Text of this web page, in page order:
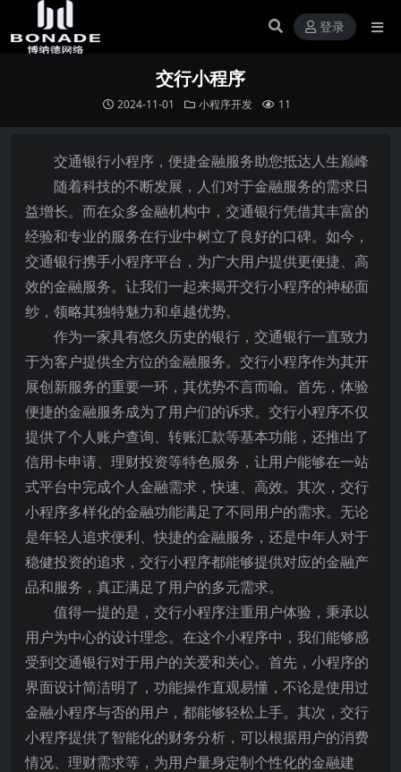
登录
交行小程序
2024-11-01 小程序开发 11
交通银行小程序，便捷金融服务助您抵达人生巅峰
随着科技的不断发展，人们对于金融服务的需求日
益增长。而在众多金融机构中，交通银行凭借其丰富的
经验和专业的服务在行业中树立了良好的口碑。如今，
交通银行携手小程序平台，为广大用户提供更便捷、高
效的金融服务。让我们一起来揭开交行小程序的神秘面
纱，领略其独特魅力和卓越优势。
作为一家具有悠久历史的银行，交通银行一直致力
于为客户提供全方位的金融服务。交行小程序作为其开
展创新服务的重要一环，其优势不言而喻。首先，体验
便捷的金融服务成为了用户们的诉求。交行小程序不仅
提供了个人账户查询、转账汇款等基本功能，还推出了
信用卡申请、理财投资等特色服务，让用户能够在一站
式平台中完成个人金融需求，快速、高效。其次，交行
小程序多样化的金融功能满足了不同用户的需求。无论
是年轻人追求便利、快捷的金融服务，还是中年人对于
稳健投资的追求，交行小程序都能够提供对应的金融产
品和服务，真正满足了用户的多元需求。
值得一提的是，交行小程序注重用户体验，秉承以
用户为中心的设计理念。在这个小程序中，我们能够感
受到交通银行对于用户的关爱和关心。首先，小程序的
界面设计简洁明了，功能操作直观易懂，不论是使用过
金融小程序与否的用户，都能够轻松上手。其次，交行
小程序提供了智能化的财务分析，可以根据用户的消费
情况、理财需求等，为用户量身定制个性化的金融建